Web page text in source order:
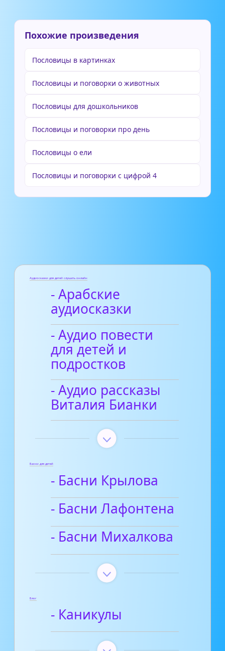
Похожие произведения
Пословицы в картинках
Пословицы и поговорки о животных
Пословицы для дошкольников
Пословицы и поговорки про день
Пословицы о ели
Пословицы и поговорки с цифрой 4
Аудиосказки для детей слушать онлайн
- Арабские
аудиосказки
- Аудио повести
для детей и
подростков
- Аудио рассказы
Виталия Бианки
Басни для детей
- Басни Крылова
- Басни Лафонтена
- Басни Михалкова
Блог
- Каникулы